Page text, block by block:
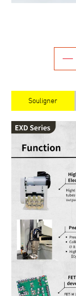
Souligner